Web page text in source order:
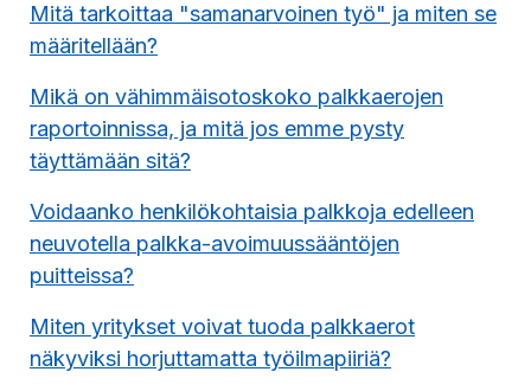
Mitä tarkoittaa "samanarvoinen työ" ja miten se
määritellään?
Mikä on vähimmäisotoskoko palkkaerojen
raportoinnissa, ja mitä jos emme pysty
täyttämään sitä?
Voidaanko henkilökohtaisia palkkoja edelleen
neuvotella palkka-avoimuussääntöjen
puitteissa?
Miten yritykset voivat tuoda palkkaerot
näkyviksi horjuttamatta työilmapiiriä?